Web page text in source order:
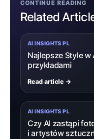
CONTINUE READING
Related
AI INSIGHTS PL
Najlepsze Style
przykładami
Read article →
AI INSIGHTS PL
Czy AI zastąpi
i artystów